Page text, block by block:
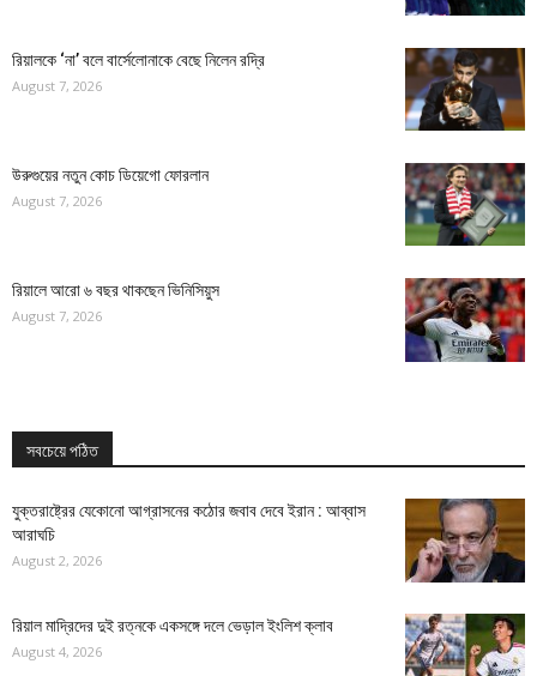
রিয়ালকে ‘না’ বলে বার্সেলোনাকে বেছে নিলেন রদ্রি
August 7, 2026
উরুগুয়ের নতুন কোচ ডিয়েগো ফোরলান
August 7, 2026
রিয়ালে আরো ৬ বছর থাকছেন ভিনিসিয়ুস
August 7, 2026
সবচেয়ে পঠিত
যুক্তরাষ্ট্রের যেকোনো আগ্রাসনের কঠোর জবাব দেবে ইরান : আব্বাস
আরাঘচি
August 2, 2026
রিয়াল মাদ্রিদের দুই রত্নকে একসঙ্গে দলে ভেড়াল ইংলিশ ক্লাব
August 4, 2026